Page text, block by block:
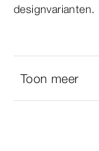
designvarianten.
Toon meer